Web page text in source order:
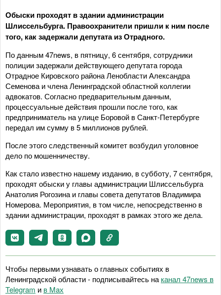
Обыски проходят в здании администрации
Шлиссельбурга. Правоохранители пришли к ним после
того, как задержали депутата из Отрадного.
По данным 47news, в пятницу, 6 сентября, сотрудники
полиции задержали действующего депутата города
Отрадное Кировского района Ленобласти Александра
Семенова и члена Ленинградской областной коллегии
адвокатов. Согласно предварительным данным,
процессуальные действия прошли после того, как
предприниматель на улице Боровой в Санкт-Петербурге
передал им сумму в 5 миллионов рублей.
После этого следственный комитет возбудил уголовное
дело по мошенничеству.
Как стало известно нашему изданию, в субботу, 7 сентября,
проходят обыски у главы администрации Шлиссельбурга
Анатолия Рогозина и главы совета депутатов Владимира
Номерова. Мероприятия, в том числе, непосредственно в
здании администрации, проходят в рамках этого же дела.
Чтобы первыми узнавать о главных событиях в
Ленинградской области - подписывайтесь на канал 47news в
Telegram и в Maх